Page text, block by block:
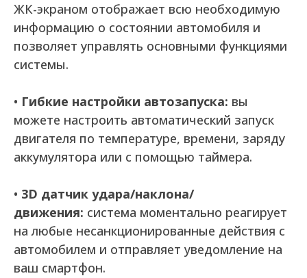
ЖК-экраном отображает всю необходимую
информацию о состоянии автомобиля и
позволяет управлять основными функциями
системы.
• Гибкие настройки автозапуска: вы
можете настроить автоматический запуск
двигателя по температуре, времени, заряду
аккумулятора или с помощью таймера.
• 3D датчик удара/наклона/
движения: система моментально реагирует
на любые несанкционированные действия с
автомобилем и отправляет уведомление на
ваш смартфон.